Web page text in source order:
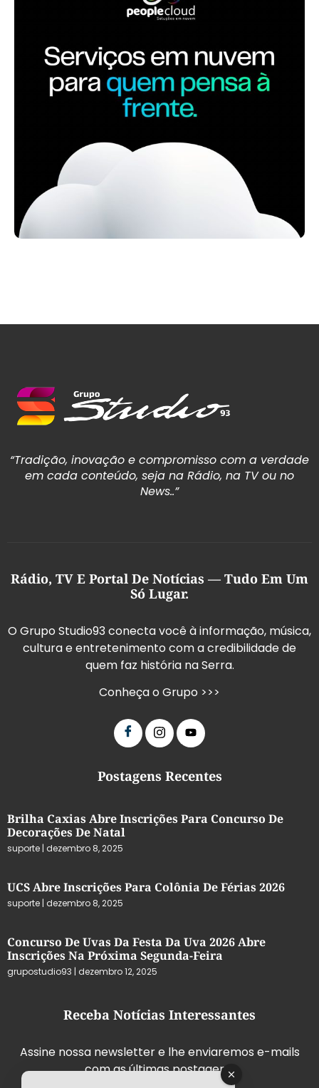
“Tradição, inovação e compromisso com a verdade
em cada conteúdo, seja na Rádio, na TV ou no
News..”
Rádio, TV E Portal De Notícias — Tudo Em Um
Só Lugar.
O Grupo Studio93 conecta você à informação, música,
cultura e entretenimento com a credibilidade de
quem faz história na Serra.
Conheça o Grupo >>>
Postagens Recentes
Brilha Caxias Abre Inscrições Para Concurso De
Decorações De Natal
suporte dezembro 8, 2025
UCS Abre Inscrições Para Colônia De Férias 2026
suporte dezembro 8, 2025
Concurso De Uvas Da Festa Da Uva 2026 Abre
Inscrições Na Próxima Segunda-Feira
grupostudio93 dezembro 12, 2025
Receba Notícias Interessantes
Assine nossa newsletter e lhe enviaremos e-mails
com as últimas postagens.